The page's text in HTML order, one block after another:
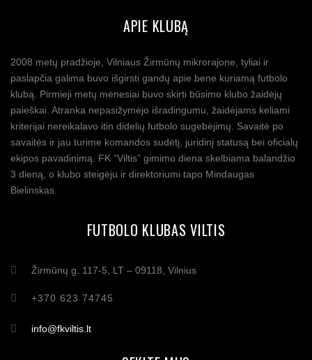
APIE KLUBĄ
2008 metų pradžioje, Vilniaus Žirmūnų mikrorajone, tyliai ir
paslapčia galima buvo išgirsti gandų apie bene kuriamą futbolo
klubą. Pirmieji metų mėnesiai buvo skirti būsimo klubo žaidėjų
paieškai. Atranka nepasižymėjo išradingumu, žaidėjams keliami
kriterijai nereikalavo itin didelių futbolo sugebėjimų. Savaitė po
savaitės ir jau turime komandos sudėtį, juridinį statusą bei oficialų
ekipos pavadinimą. FK “Viltis” gimimo diena skelbiama balandžio
3 dieną, o klubo steigėju ir direktoriumi tapo Mindaugas
Bielinskas.
FUTBOLO KLUBAS VILTIS
Žirmūnų g. 117-5, LT – 09118, Vilnius
+370 623 74745
info@fkviltis.lt